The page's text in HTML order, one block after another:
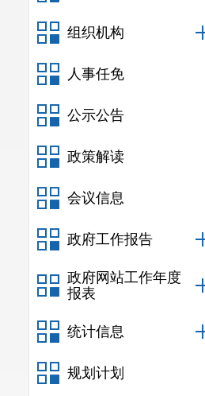
组织机构
人事任免
公示公告
政策解读
会议信息
政府工作报告
政府网站工作年度
报表
统计信息
规划计划